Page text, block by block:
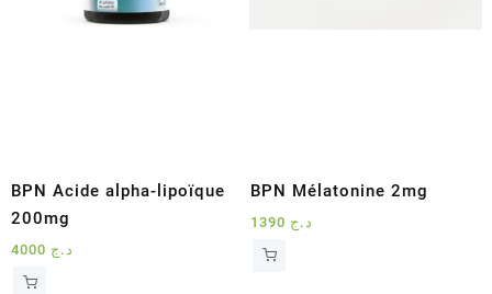
BPN Acide alpha-lipoïque
200mg
د.ج
BPN Mélatonine 2mg
د.ج